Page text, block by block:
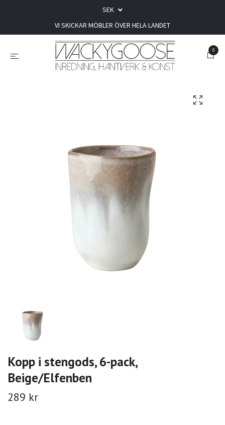
SEK
VI SKICKAR MÖBLER ÖVER HELA LANDET
0
Kopp i stengods, 6-pack,
Beige/Elfenben
289 kr